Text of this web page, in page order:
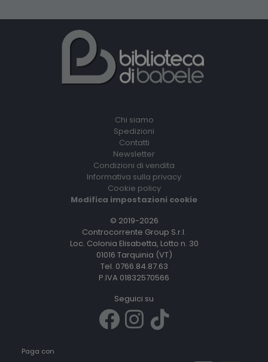
Chi siamo
Spedizioni
Contatti
Newsletter
Condizioni di vendita
Informativa sulla privacy
Cookie policy
Modifica impostazioni cookie
© 2019-2026
Controcorrente Group S.r.l.
Loc. Colonia Elisabetta, Lotto n. 30
01016 Tarquinia (VT)
Tel. 0766.84.87.63
P.IVA 01832570566
Seguici su
Paga con